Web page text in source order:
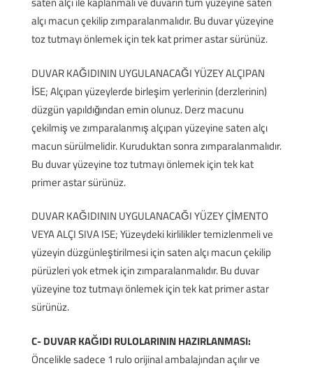
alçı macun çekilip zımparalanmalıdır. Bu duvar yüzeyine
toz tutmayı önlemek için tek kat primer astar sürünüz.
DUVAR KAĞIDININ UYGULANACAĞI YÜZEY ALÇIPAN
İSE; Alçıpan yüzeylerde birleşim yerlerinin (derzlerinin)
düzgün yapıldığından emin olunuz. Derz macunu
çekilmiş ve zımparalanmış alçıpan yüzeyine saten alçı
macun sürülmelidir. Kuruduktan sonra zımparalanmalıdır.
Bu duvar yüzeyine toz tutmayı önlemek için tek kat
primer astar sürünüz.
DUVAR KAĞIDININ UYGULANACAĞI YÜZEY ÇİMENTO
VEYA ALÇI SIVA ISE; Yüzeydeki kirlilikler temizlenmeli ve
yüzeyin düzgünleştirilmesi için saten alçı macun çekilip
pürüzleri yok etmek için zımparalanmalıdır. Bu duvar
yüzeyine toz tutmayı önlemek için tek kat primer astar
sürünüz.
C- DUVAR KAĞIDI RULOLARININ HAZIRLANMASI:
Öncelikle sadece 1 rulo orijinal ambalajından açılır ve